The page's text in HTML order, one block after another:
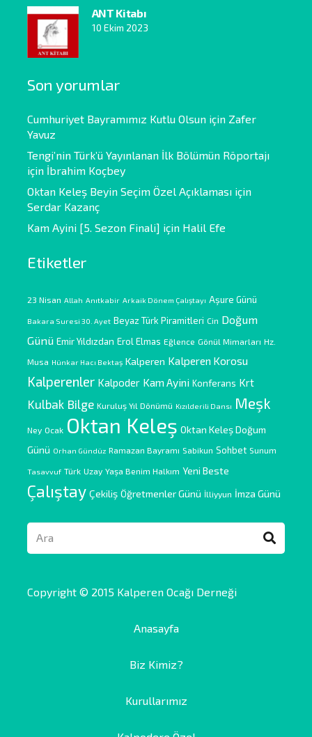
ANT Kitabı
10 Ekim 2023
Son yorumlar
Cumhuriyet Bayramımız Kutlu Olsun için Zafer
Yavuz
Tengi’nin Türk’ü Yayınlanan İlk Bölümün Röportajı
için İbrahim Koçbey
Oktan Keleş Beyin Seçim Özel Açıklaması için
Serdar Kazanç
Kam Ayini [5. Sezon Finali] için Halil Efe
Etiketler
23 Nisan Allah Anıtkabir Arkaik Dönem Çalıştayı Aşure Günü
Bakara Suresi 30. Ayet Beyaz Türk Piramitleri Cin Doğum
Günü Emir Yıldızdan Erol Elmas Eğlence Gönül Mimarları Hz.
Musa Hünkar Hacı Bektaş Kalperen Kalperen Korosu
Kalperenler Kalpoder Kam Ayini Konferans Krt
Kulbak Bilge Kuruluş Yıl Dönümü Kızılderili Dansı Meşk
Ney Ocak Oktan Keleş Oktan Keleş Doğum
Günü Orhan Gündüz Ramazan Bayramı Sabikun Sohbet Sunum
Tasavvuf Türk Uzay Yaşa Benim Halkım Yeni Beste
Çalıştay Çekiliş Öğretmenler Günü İlliyyun İmza Günü
Copyright © 2015 Kalperen Ocağı Derneği
Anasayfa
Biz Kimiz?
Kurullarımız